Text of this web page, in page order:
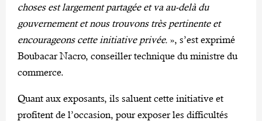
choses est largement partagée et va au-delà du
gouvernement et nous trouvons très pertinente et
encourageons cette initiative privée. », s’est exprimé
Boubacar Nacro, conseiller technique du ministre du
commerce.
Quant aux exposants, ils saluent cette initiative et
profitent de l’occasion, pour exposer les difficultés